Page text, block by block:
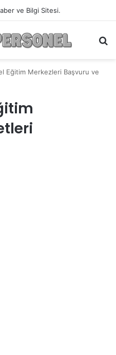
ve Bilgi Sitesi.
Eğitim Merkezleri Başvuru ve